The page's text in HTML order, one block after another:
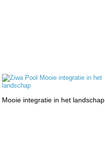
Mooie integratie in het landschap